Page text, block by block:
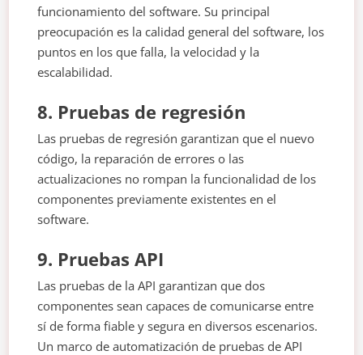
funcionamiento del software. Su principal
preocupación es la calidad general del software, los
puntos en los que falla, la velocidad y la
escalabilidad.
8. Pruebas de regresión
Las pruebas de regresión garantizan que el nuevo
código, la reparación de errores o las
actualizaciones no rompan la funcionalidad de los
componentes previamente existentes en el
software.
9. Pruebas API
Las pruebas de la API garantizan que dos
componentes sean capaces de comunicarse entre
sí de forma fiable y segura en diversos escenarios.
Un marco de automatización de pruebas de API